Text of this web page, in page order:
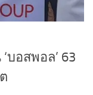
บอสพอล’ 63